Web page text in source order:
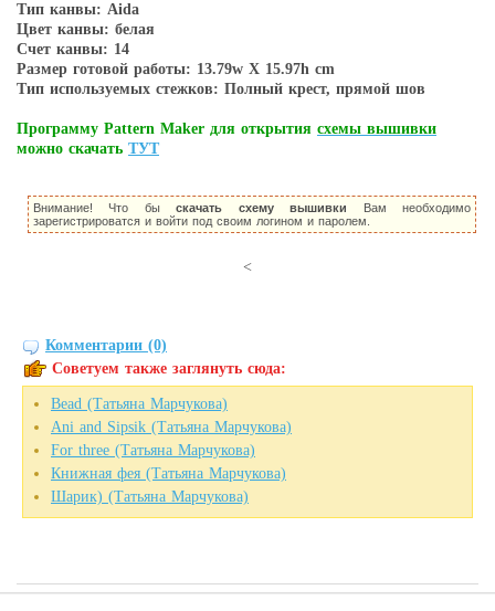
Тип канвы: Aida
Цвет канвы: белая
Счет канвы: 14
Размер готовой работы: 13.79w X 15.97h cm
Тип используемых стежков: Полный крест, прямой шов
Программу Pattern Maker для открытия схемы вышивки
можно скачать ТУТ
Внимание! Что быскачать схему вышивки Вам необходимо
зарегистрироватся и войти под своим логином и паролем.
<
Комментарии (0)
Советуем также заглянуть сюда:
Bead (Татьяна Марчукова)
Ani and Sipsik (Татьяна Марчукова)
For three (Татьяна Марчукова)
Книжная фея (Татьяна Марчукова)
Шарик) (Татьяна Марчукова)